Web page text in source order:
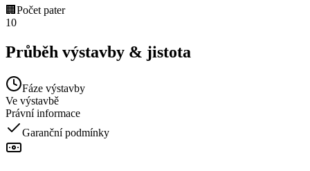
🏢 Počet pater
10
Průběh výstavby & jistota
Fáze výstavby
Ve výstavbě
Právní informace
Garanční podmínky